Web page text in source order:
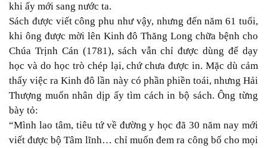
khi ấy mới sang nước ta.
Sách được viết công phu như vậy, nhưng đến năm 61 tuổi,
khi ông được mời lên Kinh đô Thăng Long chữa bệnh cho
Chúa Trịnh Cán (1781), sách vẫn chỉ được dùng để dạy
học và do học trò chép lại, chứ chưa được in. Mặc dù cảm
thấy việc ra Kinh đô lần này có phần phiền toái, nhưng Hải
Thượng muốn nhân dịp ấy tìm cách in bộ sách. Ông từng
bày tỏ:
“Mình lao tâm, tiêu tứ về đường y học đã 30 năm nay mới
viết được bộ Tâm lĩnh… chỉ muốn đem ra công bố cho mọi